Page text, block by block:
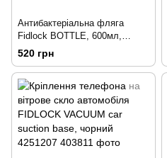
Антибактеріальна фляга
Fidlock BOTTLE, 600мл,
чорний/сірий
520 грн